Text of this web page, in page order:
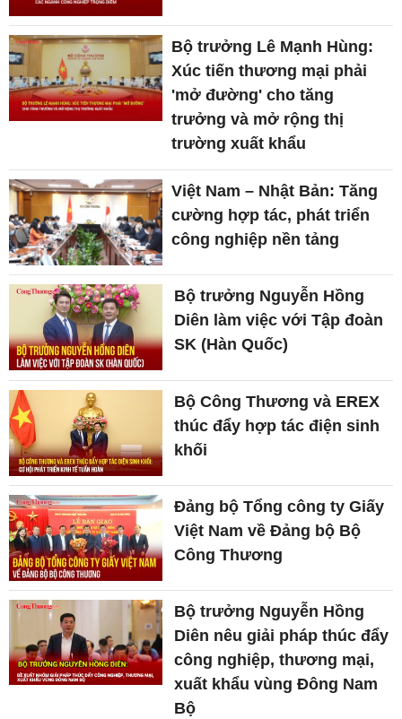
Bộ trưởng Lê Mạnh Hùng:
Xúc tiến thương mại phải
'mở đường' cho tăng
trưởng và mở rộng thị
trường xuất khẩu
Việt Nam – Nhật Bản: Tăng
cường hợp tác, phát triển
công nghiệp nền tảng
Bộ trưởng Nguyễn Hồng
Diên làm việc với Tập đoàn
SK (Hàn Quốc)
Bộ Công Thương và EREX
thúc đẩy hợp tác điện sinh
khối
Đảng bộ Tổng công ty Giấy
Việt Nam về Đảng bộ Bộ
Công Thương
Bộ trưởng Nguyễn Hồng
Diên nêu giải pháp thúc đẩy
công nghiệp, thương mại,
xuất khẩu vùng Đông Nam
Bộ